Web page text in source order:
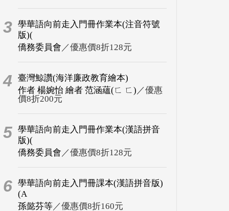
3 學華語向前走入門冊作業本(注音符號
版)(
僑務委員會 ／優惠價8折128元
4
臺灣鯨讚(海洋廉政教育繪本)
作者 楊婉怡 繪者 范涵蘊(ㄈ ㄈ) ／優惠
價8折200元
5 學華語向前走入門冊作業本(漢語拼音
版)(
僑務委員會 ／優惠價8折128元
6 學華語向前走入門冊課本(漢語拼音版)
(A
孫懿芬等／優惠價8折160元